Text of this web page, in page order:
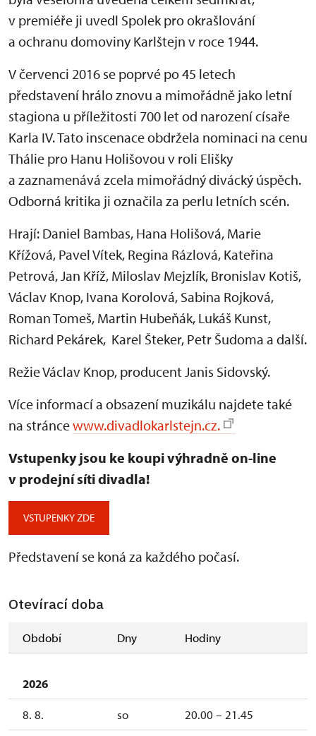
v premiéře ji uvedl Spolek pro okrašlování
a ochranu domoviny Karlštejn v roce 1944.
V červenci 2016 se poprvé po 45 letech
představení hrálo znovu a mimořádně jako letní
stagiona u příležitosti 700 let od narození císaře
Karla IV. Tato inscenace obdržela nominaci na cenu
Thálie pro Hanu Holišovou v roli Elišky
a zaznamenává zcela mimořádný divácký úspěch.
Odborná kritika ji označila za perlu letních scén.
Hrají: Daniel Bambas, Hana Holišová, Marie
Křížová, Pavel Vítek, Regina Rázlová, Kateřina
Petrová, Jan Kříž, Miloslav Mejzlík, Bronislav Kotiš,
Václav Knop, Ivana Korolová, Sabina Rojková,
Roman Tomeš, Martin Hubeňák, Lukáš Kunst,
Richard Pekárek, Karel Šteker, Petr Šudoma a další.
Režie Václav Knop, producent Janis Sidovský.
Více informací a obsazení muzikálu najdete také
na stráncewww.divadlokarlstejn.cz.
Vstupenky jsou ke koupi výhradně on-line
v prodejní síti divadla!
VSTUPENKY ZDE
Představení se koná za každého počasí.
Otevírací doba
Období Dny Hodiny
2026
8. 8. so 20.00 – 21.45